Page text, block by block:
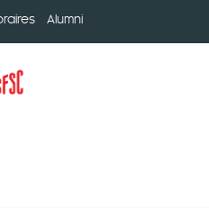
Alumni